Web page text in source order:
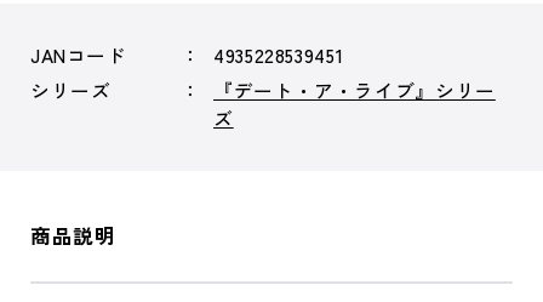
JANコード
4935228539451
シリーズ
『デート・ア・ライブ』シリー
ズ
商品説明